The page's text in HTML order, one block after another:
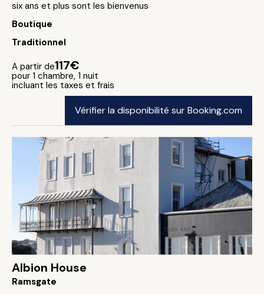
six ans et plus sont les bienvenus
Boutique
Traditionnel
A partir de117€
pour 1 chambre, 1 nuit
incluant les taxes et frais
Vérifier la disponibilité sur Booking.com
Albion House
Ramsgate